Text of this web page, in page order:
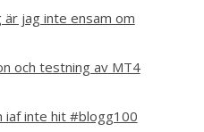
jag inte ensam om
och testning av MT4
iaf inte hit #blogg100